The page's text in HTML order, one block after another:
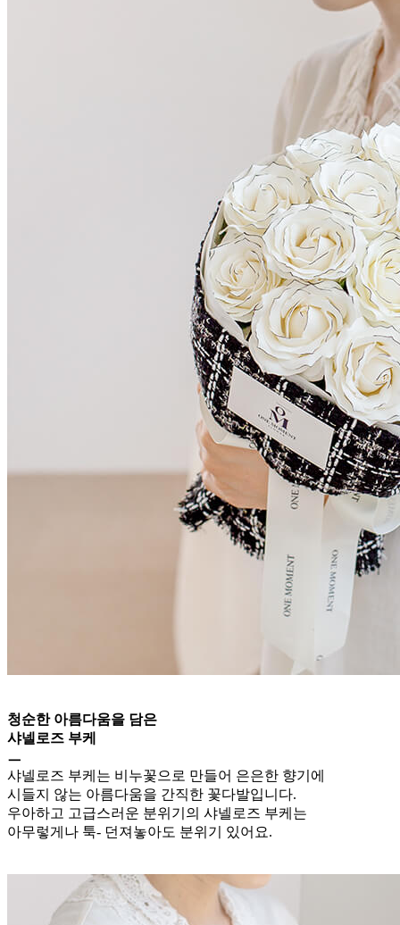
청순한 아름다움을 담은
샤넬로즈 부케
ㅡ
샤넬로즈 부케는 비누꽃으로 만들어 은은한 향기에
시들지 않는 아름다움을 간직한 꽃다발입니다.
우아하고 고급스러운 분위기의 샤넬로즈 부케는
아무렇게나 툭- 던져놓아도 분위기 있어요.